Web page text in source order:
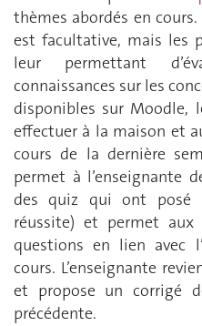
thèmes abordés en
est facultative, mais les
leur permettant
connaissances sur les
disponibles sur Moodle,
effectuer à la maison et
cours de la dernière
permet à l’enseignante
des quiz qui ont posé
réussite) et permet
questions en lien avec
cours. L’enseignante
et propose un corrigé
précédente.